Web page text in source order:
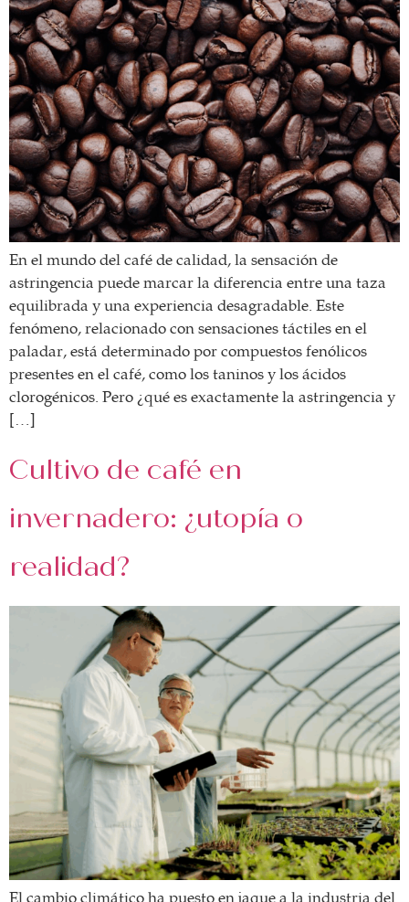
En el mundo del café de calidad, la sensación de
astringencia puede marcar la diferencia entre una taza
equilibrada y una experiencia desagradable. Este
fenómeno, relacionado con sensaciones táctiles en el
paladar, está determinado por compuestos fenólicos
presentes en el café, como los taninos y los ácidos
clorogénicos. Pero ¿qué es exactamente la astringencia y
[…]
Cultivo de café en
invernadero: ¿utopía o
realidad?